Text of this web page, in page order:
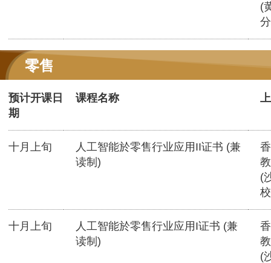
(
零售
预计开课日
期
课程名称
十月上旬
人工智能於零售行业应用II证书 (兼
读制)
(
十月上旬
人工智能於零售行业应用I证书 (兼
读制)
(